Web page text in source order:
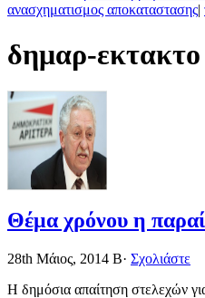
ανασχηματισμος αποκαταστασης|
δημαρ-εκτακτο
Θέμα χρόνου η
28th Μάιος, 2014 Β· Σχολιάστε
Η δημόσια απαίτηση στελεχών